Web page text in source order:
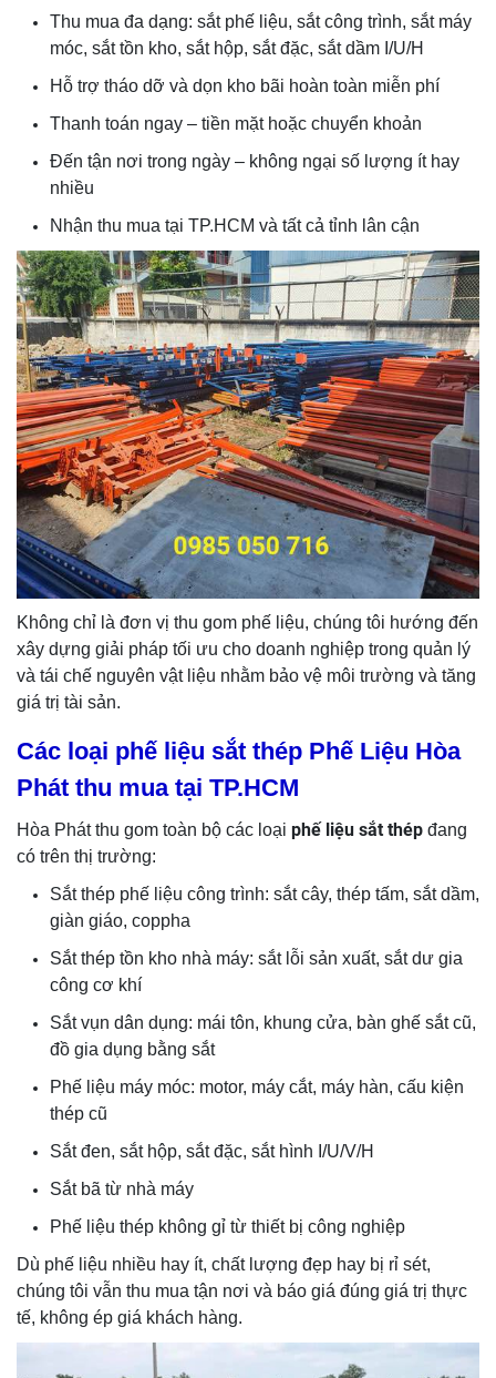
Thu mua đa dạng: sắt phế liệu, sắt công trình, sắt máy
móc, sắt tồn kho, sắt hộp, sắt đặc, sắt dầm I/U/H
Hỗ trợ tháo dỡ và dọn kho bãi hoàn toàn miễn phí
Thanh toán ngay – tiền mặt hoặc chuyển khoản
Đến tận nơi trong ngày – không ngại số lượng ít hay
nhiều
Nhận thu mua tại TP.HCM và tất cả tỉnh lân cận
Không chỉ là đơn vị thu gom phế liệu, chúng tôi hướng đến
xây dựng giải pháp tối ưu cho doanh nghiệp trong quản lý
và tái chế nguyên vật liệu nhằm bảo vệ môi trường và tăng
giá trị tài sản.
Các loại phế liệu sắt thép Phế Liệu Hòa
Phát thu mua tại TP.HCM
Hòa Phát thu gom toàn bộ các loại phế liệu sắt thép đang
có trên thị trường:
Sắt thép phế liệu công trình: sắt cây, thép tấm, sắt dầm,
giàn giáo, coppha
Sắt thép tồn kho nhà máy: sắt lỗi sản xuất, sắt dư gia
công cơ khí
Sắt vụn dân dụng: mái tôn, khung cửa, bàn ghế sắt cũ,
đồ gia dụng bằng sắt
Phế liệu máy móc: motor, máy cắt, máy hàn, cấu kiện
thép cũ
Sắt đen, sắt hộp, sắt đặc, sắt hình I/U/V/H
Sắt bã từ nhà máy
Phế liệu thép không gỉ từ thiết bị công nghiệp
Dù phế liệu nhiều hay ít, chất lượng đẹp hay bị rỉ sét,
chúng tôi vẫn thu mua tận nơi và báo giá đúng giá trị thực
tế, không ép giá khách hàng.